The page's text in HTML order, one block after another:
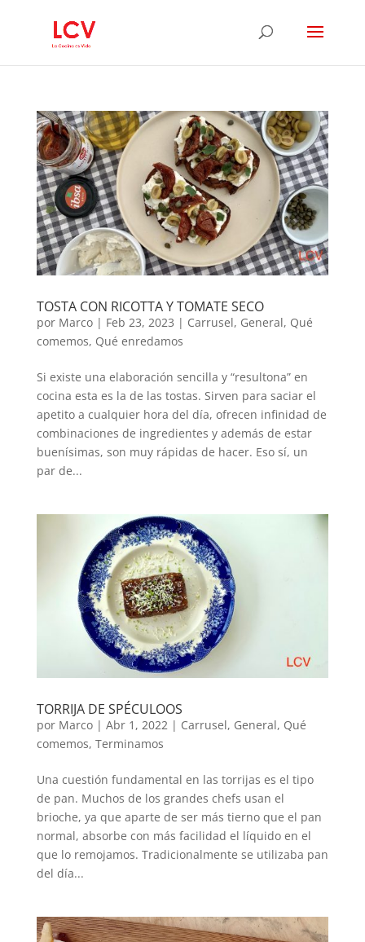
TOSTA CON RICOTTA Y TOMATE SECO
por Marco| Feb 23, 2023 | Carrusel, General, Qué
comemos, Qué enredamos
Si existe una elaboración sencilla y “resultona” en
cocina esta es la de las tostas. Sirven para saciar el
apetito a cualquier hora del día, ofrecen infinidad de
combinaciones de ingredientes y además de estar
buenísimas, son muy rápidas de hacer. Eso sí, un
par de...
TORRIJA DE SPÉCULOOS
por Marco| Abr 1, 2022| Carrusel, General, Qué
comemos, Terminamos
Una cuestión fundamental en las torrijas es el tipo
de pan. Muchos de los grandes chefs usan el
brioche, ya que aparte de ser más tierno que el pan
normal, absorbe con más facilidad el líquido en el
que lo remojamos. Tradicionalmente se utilizaba pan
del día...